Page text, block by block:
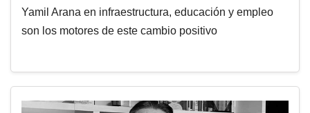
Yamil Arana en infraestructura, educación y empleo
son los motores de este cambio positivo